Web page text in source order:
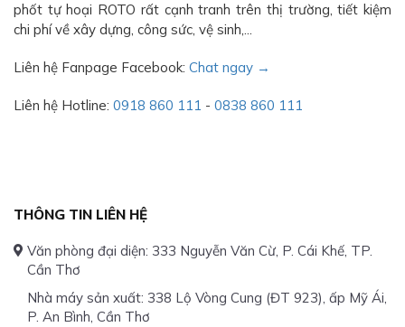
phốt tự hoại ROTO rất cạnh tranh trên thị trường, tiết kiệm
chi phí về xây dựng, công sức, vệ sinh,...
Liên hệ Fanpage Facebook: Chat ngay →
Liên hệ Hotline: 0918 860 111 - 0838 860 111
THÔNG TIN LIÊN HỆ
Văn phòng đại diện: 333 Nguyễn Văn Cừ, P. Cái Khế, TP.
Cần Thơ
Nhà máy sản xuất: 338 Lộ Vòng Cung (ĐT 923), ấp Mỹ Ái,
P. An Bình, Cần Thơ